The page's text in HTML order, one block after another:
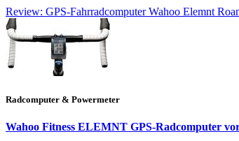
Review: GPS-Fahrradcomputer Wahoo Elemnt
Radcomputer & Powermeter
Wahoo Fitness ELEMNT GPS-Radcomputer